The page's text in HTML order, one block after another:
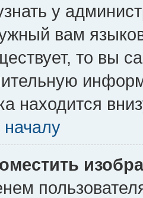
у
вам
то вы
находится
началу